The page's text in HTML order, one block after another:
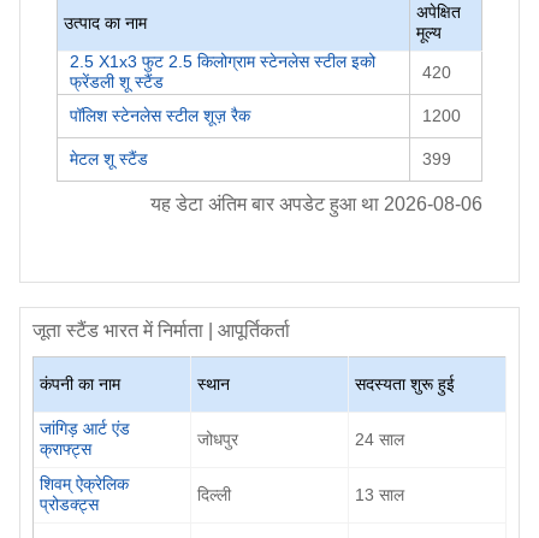
उत्पाद का नाम
अपेक्षित
मूल्य
2.5 X1x3 फुट 2.5 किलोग्राम स्टेनलेस स्टील इको
फ्रेंडली शू स्टैंड
420
पॉलिश स्टेनलेस स्टील शूज़ रैक 1200
मेटल शू स्टैंड 399
यह डेटा अंतिम बार अपडेट हुआ था 2026-08-06
जूता स्टैंड भारत में निर्माता | आपूर्तिकर्ता
कंपनी का नाम स्थान सदस्यता शुरू हुई
जांगिड़ आर्ट एंड
क्राफ्ट्स
जोधपुर 24 साल
शिवम् ऐक्रेलिक
प्रोडक्ट्स
दिल्ली 13 साल